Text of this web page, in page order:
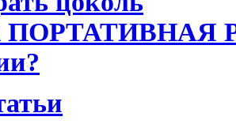
ПОРТАТИВНАЯ